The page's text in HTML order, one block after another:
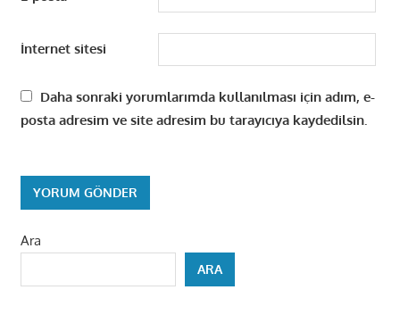
İnternet sitesi
Daha sonraki yorumlarımda kullanılması için adım, e-
posta adresim ve site adresim bu tarayıcıya kaydedilsin.
Ara
ARA